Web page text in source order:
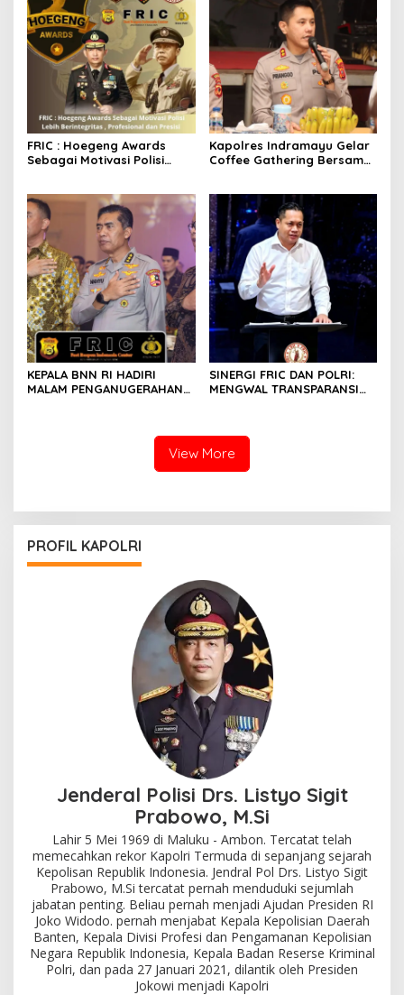
FRIC : Hoegeng Awards
Sebagai Motivasi Polisi
Kapolres Indramayu Gelar
Coffee Gathering Bersama
KEPALA BNN RI HADIRI
MALAM PENGANUGERAHAN
SINERGI FRIC DAN POLRI:
MENGWAL TRANSPARANSI
View More
PROFIL KAPOLRI
Jenderal Polisi Drs. Listyo Sigit
Prabowo, M.Si
Lahir 5 Mei 1969 di Maluku - Ambon. Tercatat telah
memecahkan rekor Kapolri Termuda di sepanjang sejarah
Kepolisan Republik Indonesia. Jendral Pol Drs. Listyo Sigit
Prabowo, M.Si tercatat pernah menduduki sejumlah
jabatan penting. Beliau pernah menjadi Ajudan Presiden RI
Joko Widodo. pernah menjabat Kepala Kepolisian Daerah
Banten, Kepala Divisi Profesi dan Pengamanan Kepolisian
Negara Republik Indonesia, Kepala Badan Reserse Kriminal
Polri, dan pada 27 Januari 2021, dilantik oleh Presiden
Jokowi menjadi Kapolri